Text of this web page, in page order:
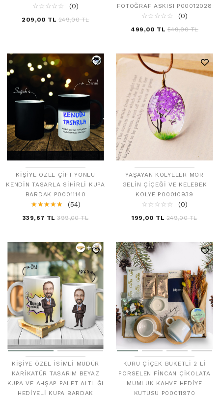
☆ ☆ ☆ ☆ ☆
★ ★ ★ ★ ★ (0)
209,00 TL 249,00 TL
FOTOĞRAF ASKISI P00012028
☆ ☆ ☆ ☆ ☆
★ ★ ★ ★ ★ (0)
499,00 TL 549,00 TL
KIŞIYE ÖZEL ÇIFT YÖNLÜ
KENDIN TASARLA SIHIRLI KUPA
BARDAK P00011140
☆☆☆☆☆
★★★★★ (54)
339,67 TL 399,00 TL
YAŞAYAN KOLYELER MOR
GELIN ÇIÇEĞI VE KELEBEK
KOLYE P00010939
☆ ☆ ☆ ☆ ☆
★ ★ ★ ★ ★ (0)
199,00 TL 249,00 TL
KIŞIYE ÖZEL İSIMLI MÜDÜR
KARIKATÜR TASARIM BEYAZ
KUPA VE AHŞAP PALET ALTLIĞI
HEDIYELI KUPA BARDAK
KURU ÇIÇEK BUKETLI 2 LI
PORSELEN FINCAN ÇIKOLATA
MUMLUK KAHVE HEDIYE
KUTUSU P00011970